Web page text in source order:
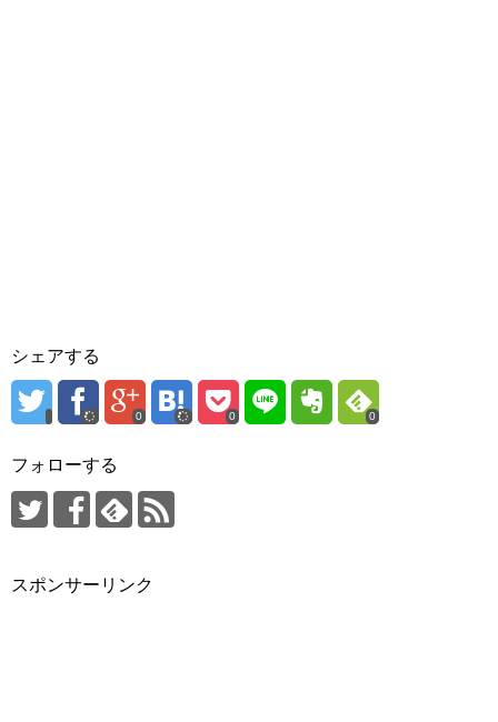
シェアする
0 0 0
フォローする
スポンサーリンク